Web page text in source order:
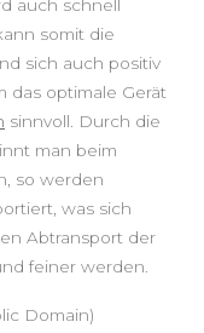
auch schnell
somit die
sich auch positiv
das optimale Gerät
sinnvoll. Durch die
man beim
so werden
was sich
Abtransport der
feiner werden.
Domain)